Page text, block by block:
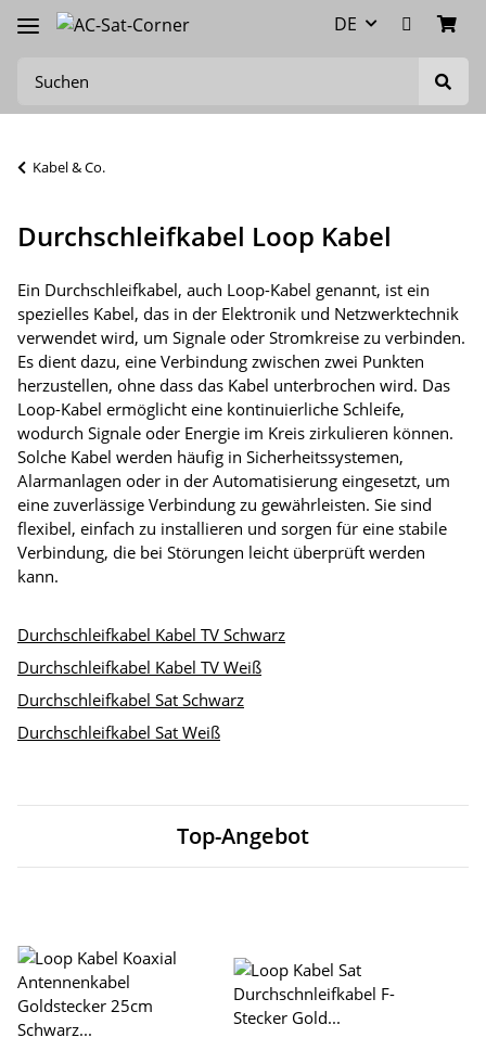
DE
Kabel & Co.
Durchschleifkabel Loop Kabel
Ein Durchschleifkabel, auch Loop-Kabel genannt, ist ein
spezielles Kabel, das in der Elektronik und Netzwerktechnik
verwendet wird, um Signale oder Stromkreise zu verbinden.
Es dient dazu, eine Verbindung zwischen zwei Punkten
herzustellen, ohne dass das Kabel unterbrochen wird. Das
Loop-Kabel ermöglicht eine kontinuierliche Schleife,
wodurch Signale oder Energie im Kreis zirkulieren können.
Solche Kabel werden häufig in Sicherheitssystemen,
Alarmanlagen oder in der Automatisierung eingesetzt, um
eine zuverlässige Verbindung zu gewährleisten. Sie sind
flexibel, einfach zu installieren und sorgen für eine stabile
Verbindung, die bei Störungen leicht überprüft werden
kann.
Durchschleifkabel Kabel TV Schwarz
Durchschleifkabel Kabel TV Weiß
Durchschleifkabel Sat Schwarz
Durchschleifkabel Sat Weiß
Top-Angebot